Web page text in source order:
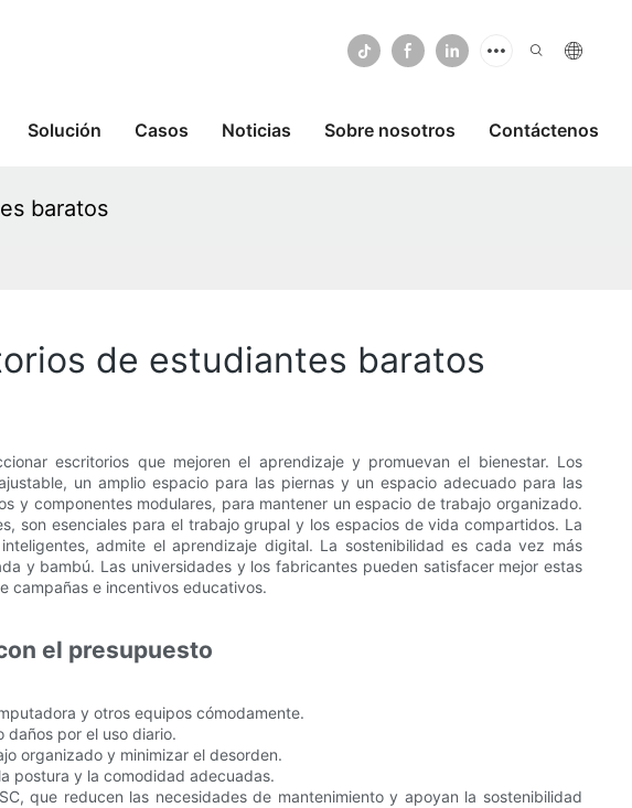
Solución Casos Noticias Sobre nosotros Contáctenos
baratos
de estudiantes baratos
escritorios que mejoren el aprendizaje y promuevan el bienestar. Los
un amplio espacio para las piernas y un espacio adecuado para las
y componentes modulares, para mantener un espacio de trabajo organizado.
son esenciales para el trabajo grupal y los espacios de vida compartidos. La
admite el aprendizaje digital. La sostenibilidad es cada vez más
y bambú. Las universidades y los fabricantes pueden satisfacer mejor estas
campañas e incentivos educativos.
el presupuesto
y otros equipos cómodamente.
daños por el uso diario.
organizado y minimizar el desorden.
postura y la comodidad adecuadas.
que reducen las necesidades de mantenimiento y apoyan la sostenibilidad